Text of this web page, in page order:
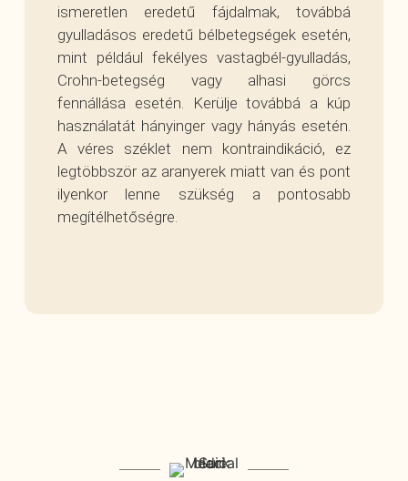
ismeretlen eredetű fájdalmak, továbbá
gyulladásos eredetű bélbetegségek esetén,
mint például fekélyes vastagbél-gyulladás,
Crohn-betegség vagy alhasi görcs
fennállása esetén. Kerülje továbbá a kúp
használatát hányinger vagy hányás esetén.
A véres széklet nem kontraindikáció, ez
legtöbbször az aranyerek miatt van és pont
ilyenkor lenne szükség a pontosabb
megítélhetőségre.